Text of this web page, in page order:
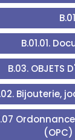
B.01.01.
B.03. OBJETS
Bijouterie,